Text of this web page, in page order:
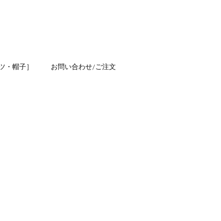
・帽子］ お問い合わせ/ご注文